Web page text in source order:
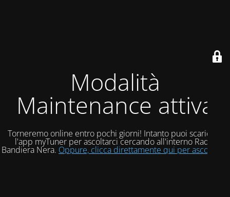
Modalità
Maintenance attiva
Torneremo online entro pochi giorni! Intanto puoi scaricare
l'app myTuner per ascoltarci cercando all'interno Radio
Bandiera Nera. Oppure, clicca direttamente qui per ascoltarci!